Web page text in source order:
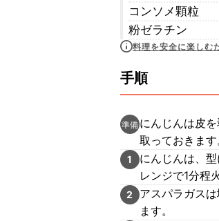
コンソメ顆粒
粉ゼラチン
料理を安全に楽しむ
手順
準備 にんじんは皮
取っておきま
1
にんじんは、
レンジで1分程
2
アスパラガス
ます。